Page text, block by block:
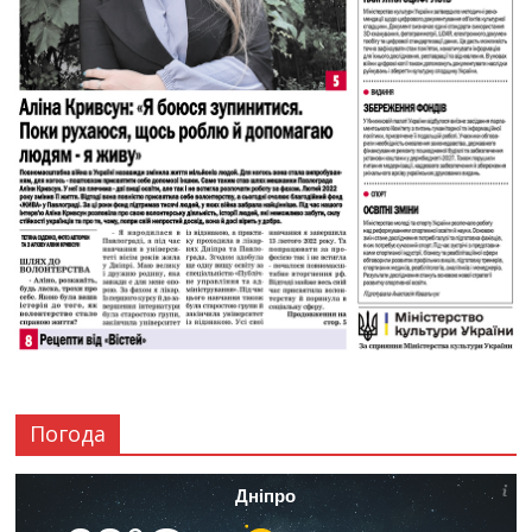
Погода
Дніпро